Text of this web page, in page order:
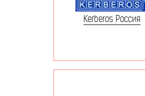
Kerberos Россия